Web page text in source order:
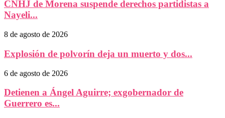
CNHJ de Morena suspende derechos partidistas a
Nayeli...
8 de agosto de 2026
Explosión de polvorín deja un muerto y dos...
6 de agosto de 2026
Detienen a Ángel Aguirre; exgobernador de
Guerrero es...